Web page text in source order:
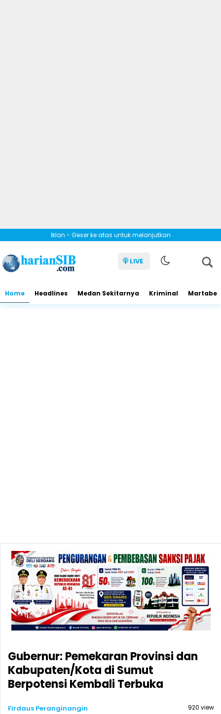
Iklan - Geser ke atas untuk melanjutkan
LIVE
Home Headlines Medan Sekitarnya Kriminal Martabe
Gubernur: Pemekaran Provinsi dan
Kabupaten/Kota di Sumut
Berpotensi Kembali Terbuka
Firdaus Peranginangin
920 view